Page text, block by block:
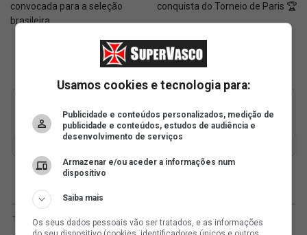
convocada para a seleção
brasileira
conquista do Torneio de Paris 🏆
Usamos cookies e tecnologia para:
Publicidade e conteúdos personalizados, medição de
publicidade e conteúdos, estudos de audiência e
desenvolvimento de serviços
Armazenar e/ou aceder a informações num
dispositivo
Saiba mais
Os seus dados pessoais vão ser tratados, e as informações